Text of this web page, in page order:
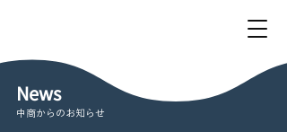
News
中商からのお知らせ